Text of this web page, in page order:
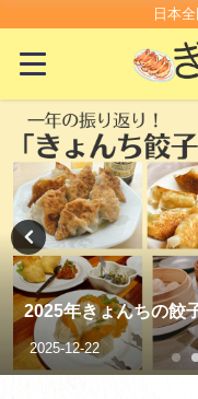
日本
スーパーの生餃子が
る？
2021-01-14